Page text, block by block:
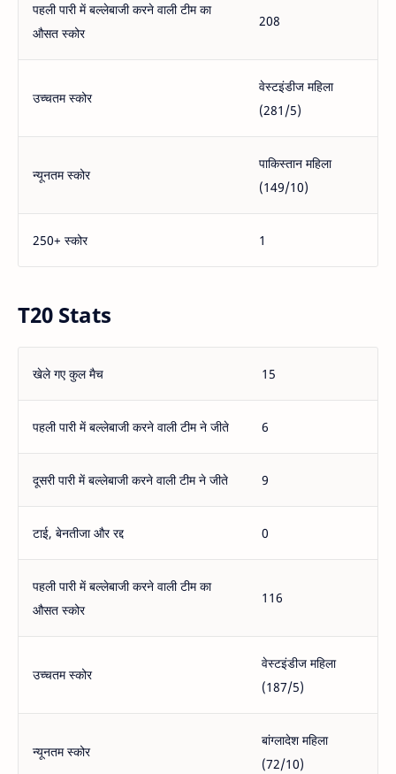
पहली पारी में बल्लेबाजी करने वाली टीम का
औसत स्कोर
208
उच्चतम स्कोर
वेस्टइंडीज महिला
(281/5)
न्यूनतम स्कोर
पाकिस्तान महिला
(149/10)
250+ स्कोर 1
T20 Stats
खेले गए कुल मैच 15
पहली पारी में बल्लेबाजी करने वाली टीम ने जीते 6
दूसरी पारी में बल्लेबाजी करने वाली टीम ने जीते 9
टाई, बेनतीजा और रद्द 0
पहली पारी में बल्लेबाजी करने वाली टीम का
औसत स्कोर
116
उच्चतम स्कोर
वेस्टइंडीज महिला
(187/5)
न्यूनतम स्कोर
बांग्लादेश महिला
(72/10)